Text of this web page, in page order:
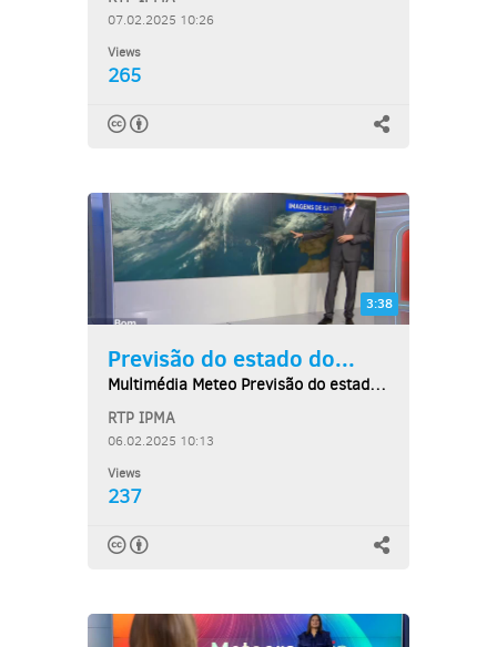
07.02.2025 10:26
Views
265
3:38
Previsão do estado do...
Multimédia Meteo Previsão do estado do tempo,...
RTP IPMA
06.02.2025 10:13
Views
237